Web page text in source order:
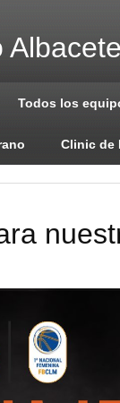
Todos los
Clinic de